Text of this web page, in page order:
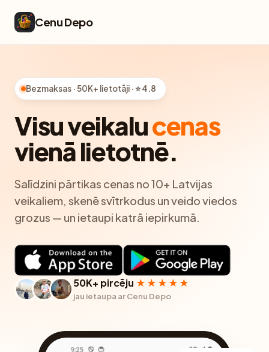
Cenu Depo
Bezmaksas · 50K+ lietotāji · ⭐ 4.8
Visu veikalucenas
vienā lietotnē.
Salīdzini pārtikas cenas no 10+ Latvijas
veikaliem, skenē svītrkodus un veido viedos
grozus — un ietaupi katrā iepirkumā.
50K+ pircēju ★★★★★
jau ietaupa ar Cenu Depo